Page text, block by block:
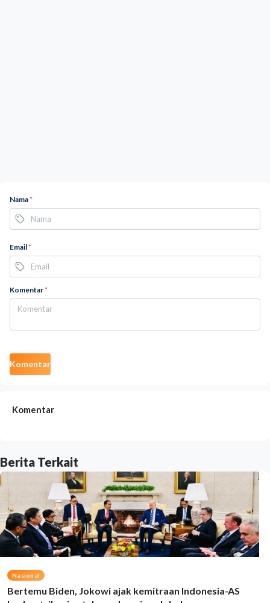
Nama*
Email*
Komentar*
Komentar
Komentar
Berita Terkait
Nasional
Bertemu Biden, Jokowi ajak kemitraan Indonesia-AS